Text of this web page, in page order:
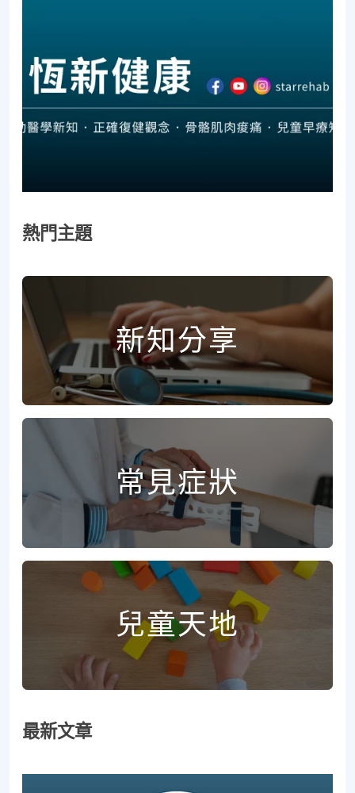
熱門主題
新知分享
常見症狀
兒童天地
最新文章